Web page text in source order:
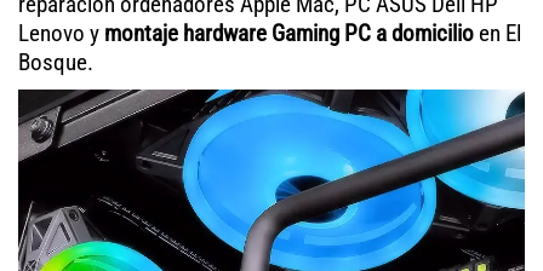
Lenovo y montaje hardware Gaming PC a domicilio en El
Bosque.